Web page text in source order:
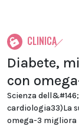
CLINICA
Diabete,
con
Scienza
cardiologia33)La
omega-3 migliora